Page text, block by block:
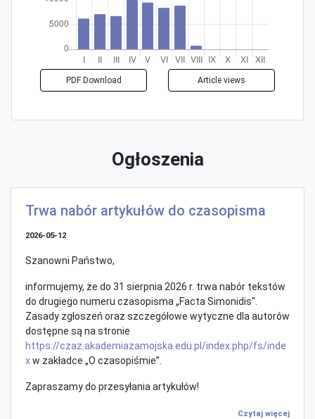
PDF Download Article views
Ogłoszenia
Trwa nabór artykułów do czasopisma
2026-05-12
Szanowni Państwo,
informujemy, że do 31 sierpnia 2026 r. trwa nabór tekstów
do drugiego numeru czasopisma „Facta Simonidis".
Zasady zgłoszeń oraz szczegółowe wytyczne dla autorów
dostępne są na stronie
https://czaz.akademiazamojska.edu.pl/index.php/fs/inde
xw zakładce „O czasopiśmie”.
Zapraszamy do przesyłania artykułów!
Czytaj więcej